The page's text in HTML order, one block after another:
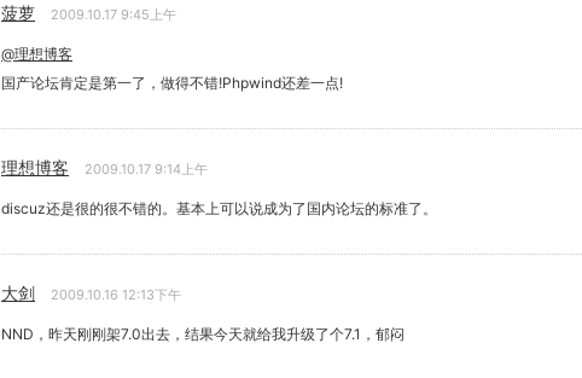
菠萝 2009.10.17 9:45上午
@理想博客
国产论坛肯定是第一了，做得不错!Phpwind还差一点!
理想博客 2009.10.17 9:14上午
discuz还是很的很不错的。基本上可以说成为了国内论坛的标准了。
大剑 2009.10.16 12:13下午
NND，昨天刚刚架7.0出去，结果今天就给我升级了个7.1，郁闷